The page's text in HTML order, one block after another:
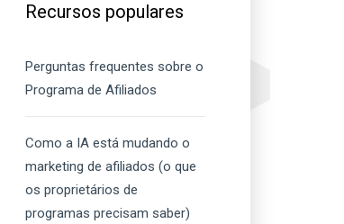
principal
Recursos populares
Perguntas frequentes sobre o
Programa de Afiliados
Como a IA está mudando o
marketing de afiliados (o que
os proprietários de
programas precisam saber)